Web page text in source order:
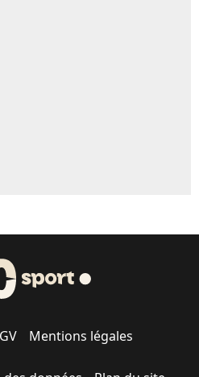
Mentions légales